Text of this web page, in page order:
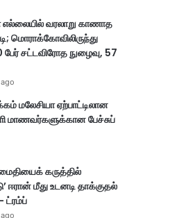
எல்லையில் வரலாறு காணாத
மொராக்கோவிலிருந்து
சட்டவிரோத நுழைவு, 57
மலேசியா ஏற்பாட்டிலான
மாணவர்களுக்கான பேச்சுப்
கருத்தில்
மீது உடனடி தாக்குதல்